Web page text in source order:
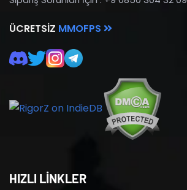
ÜCRETSIZ MMOFPS
HIZLI LİNKLER